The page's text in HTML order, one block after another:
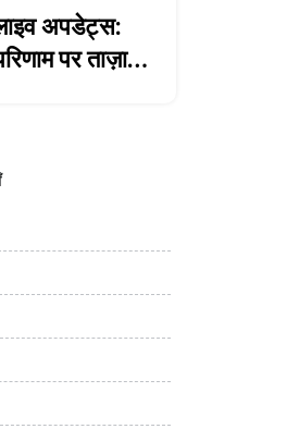
अपडेट्स:
पर ताज़ा